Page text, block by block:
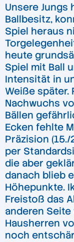
Unsere Jungs
Ballbesitz,
Spiel heraus
heute
Spiel mit Ball
Intensität in
Weiße später.
Nachwuchs
Bällen
Ecken fehlte
Präzision
per
die aber
danach blieb
Höhepunkte.
Freistoß das
anderen
Hausherren
noch